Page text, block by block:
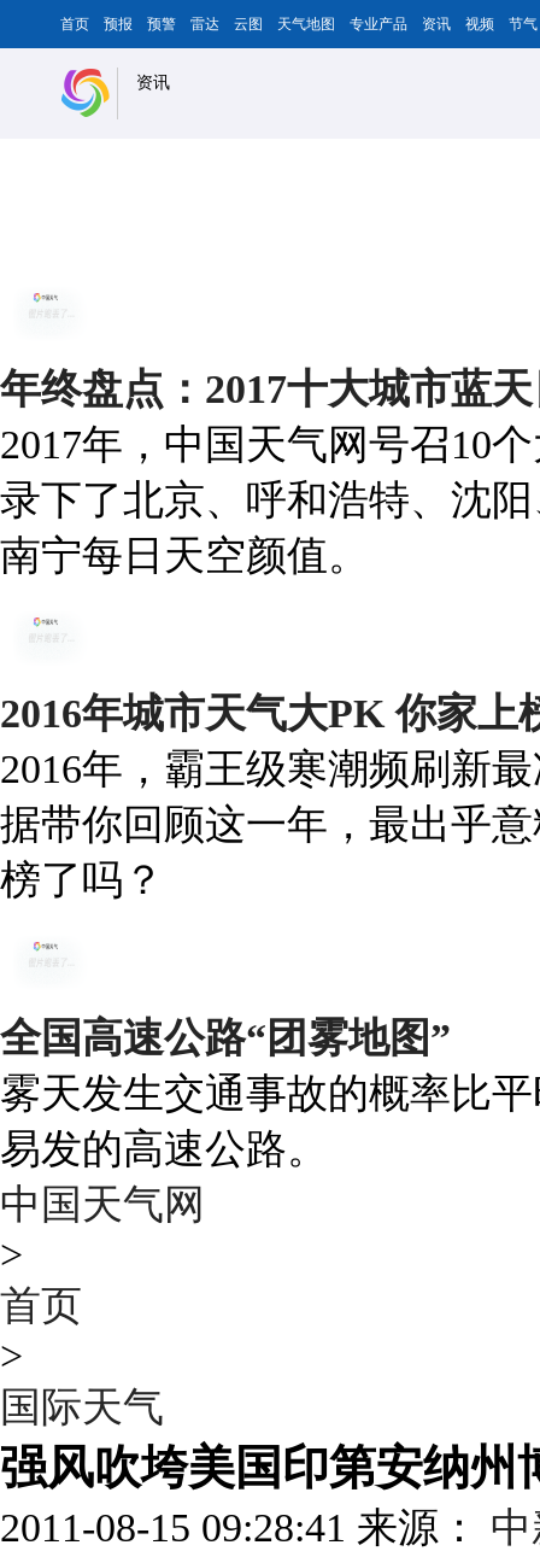
首页 预报 预警 雷达 云图 天气地图 专业产品 资讯 视频 节气
资讯
年终盘点：2017十大城市蓝
2017年，中国天气网号召10
录下了北京、呼和浩特、沈
南宁每日天空颜值。
2016年城市天气大PK 你家上
2016年，霸王级寒潮频刷新
据带你回顾这一年，最出乎
榜了吗？
全国高速公路“团雾地图”
雾天发生交通事故的概率比
易发的高速公路。
中国天气网
>
首页
>
国际天气
强风吹垮美国印第安纳州
2011-08-15 09:28:41 来源：